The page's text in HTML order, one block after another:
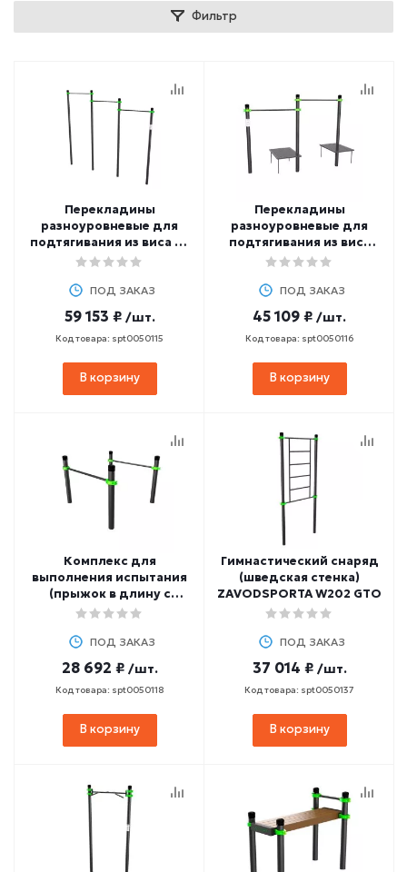
Фильтр
Перекладины
разноуровневые для
подтягивания из виса на
высокой перекладине
ПОД ЗАКАЗ
59 153 ₽ /шт.
Код товара: spt0050115
В корзину
Перекладины
разноуровневые для
подтягивания из виса
лежа на низкой
ZAVODSPORTA W233 GTO
ПОД ЗАКАЗ
45 109 ₽ /шт.
Код товара: spt0050116
В корзину
Комплекс для
выполнения испытания
(прыжок в длину с
места) ZAVODSPORTA
ПОД ЗАКАЗ
28 692 ₽ /шт.
Код товара: spt0050118
В корзину
Гимнастический снаряд
(шведская стенка)
ZAVODSPORTA W202 GTO
ПОД ЗАКАЗ
37 014 ₽ /шт.
Код товара: spt0050137
В корзину